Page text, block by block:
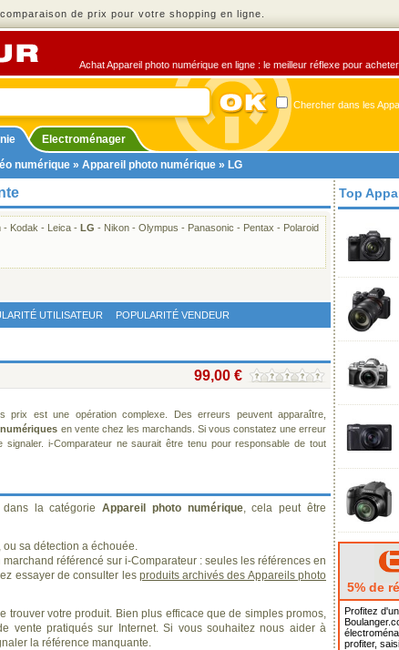
de prix pour votre shopping en ligne.
Achat Appareil photo numérique en ligne : le meilleur réflexe pour
Chercher dans les
Electroménager
numérique » Appareil photo numérique » LG
- Kodak - Leica - LG - Nikon - Olympus - Panasonic - Pentax - Polaroid
UTILISATEUR POPULARITÉ VENDEUR
99,00 €
est une opération complexe. Des erreurs peuvent apparaître,
en vente chez les marchands. Si vous constatez une erreur
signaler. i-Comparateur ne saurait être tenu pour responsable de tout
dans la catégorieAppareil photo numérique, cela peut être
sa détection a échouée.
référencé sur i-Comparateur : seules les références en
essayer de consulter les produits archivés des Appareils photo
trouver votre produit. Bien plus efficace que de simples promos,
vente pratiqués sur Internet. Si vous souhaitez nous aider à
la référence manquante.
Top
5% de
Profitez
profiter,